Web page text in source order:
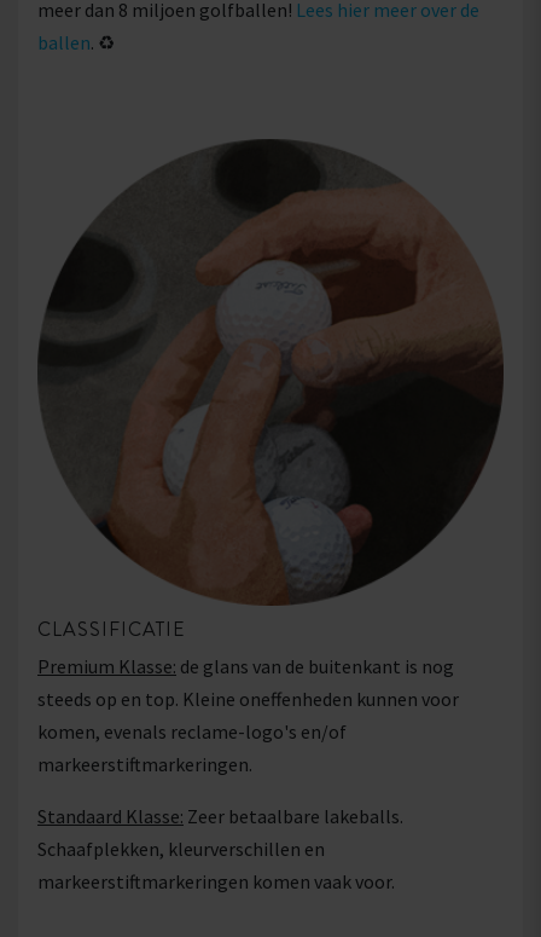
meer dan 8 miljoen golfballen! Lees hier meer over de
ballen. ♻
CLASSIFICATIE
Premium Klasse: de glans van de buitenkant is nog
steeds op en top. Kleine oneffenheden kunnen voor
komen, evenals reclame-logo's en/of
markeerstiftmarkeringen.
Standaard Klasse: Zeer betaalbare lakeballs.
Schaafplekken, kleurverschillen en
markeerstiftmarkeringen komen vaak voor.